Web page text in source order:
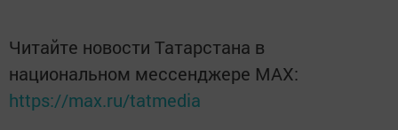
Читайте новости Татарстана в
национальном мессенджере MАХ:
https://max.ru/tatmedia